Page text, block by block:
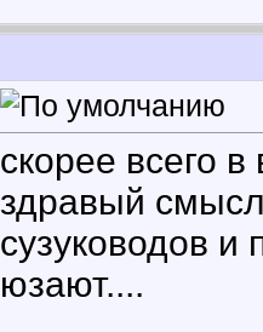
скорее всего
здравый
сузуководов
юзают....